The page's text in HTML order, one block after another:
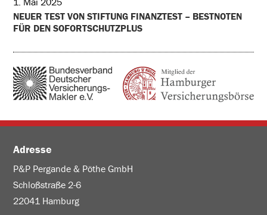
NEUER TEST VON STIFTUNG FINANZTEST – BESTNOTEN
FÜR DEN SOFORTSCHUTZPLUS
Adresse
P&P Pergande & Pöthe GmbH
Schloßstraße 2-6
22041 Hamburg